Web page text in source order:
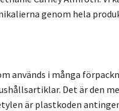
genom hela
används i många
Det är den
är plastkoden